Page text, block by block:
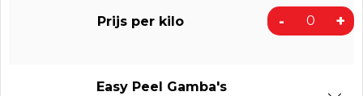
Prijs per kilo - +
Easy Peel Gamba's